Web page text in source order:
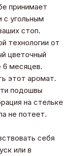
принимает
с угольным
стоп.
технологии от
цветочный
6 месяцев.
этот аромат.
подошвы
на стельке
не потеет.
себя
или в